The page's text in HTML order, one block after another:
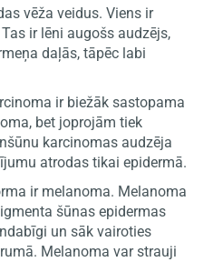
vēža veidus. Viens ir
ir lēni augošs audzējs,
daļās, tāpēc labi
ir biežāk sastopama
bet joprojām tiek
karcinomas audzēja
atrodas tikai epidermā.
ir melanoma. Melanoma
šūnas epidermas
un sāk vairoties
Melanoma var strauji